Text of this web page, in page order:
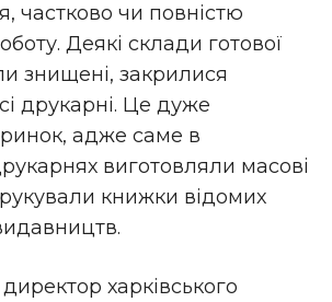
частково чи повністю
Деякі склади готової
знищені, закрилися
друкарні. Це дуже
адже саме в
виготовляли масові
книжки відомих
харківського